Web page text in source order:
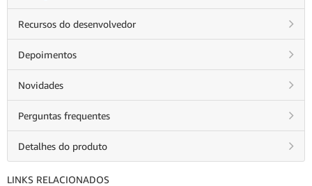
Recursos do desenvolvedor
Depoimentos
Novidades
Perguntas frequentes
Detalhes do produto
LINKS RELACIONADOS